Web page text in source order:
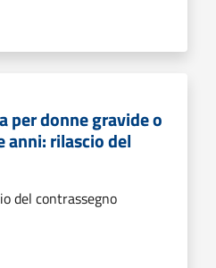
per donne gravide o
anni: rilascio del
del contrassegno